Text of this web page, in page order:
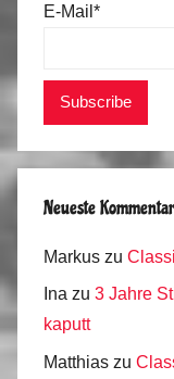
E-Mail*
Neueste
Markus zu
Ina zu 3 Jahre
kaputt
Matthias zu